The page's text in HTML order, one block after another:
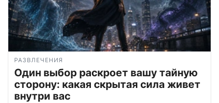
РАЗВЛЕЧЕНИЯ
Один выбор раскроет вашу тайную
сторону: какая скрытая сила живет
внутри вас